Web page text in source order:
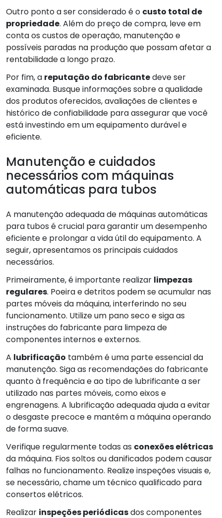
Outro ponto a ser considerado é o custo total de
propriedade. Além do preço de compra, leve em
conta os custos de operação, manutenção e
possíveis paradas na produção que possam afetar a
rentabilidade a longo prazo.
Por fim, a reputação do fabricantedeve ser
examinada. Busque informações sobre a qualidade
dos produtos oferecidos, avaliações de clientes e
histórico de confiabilidade para assegurar que você
está investindo em um equipamento durável e
eficiente.
Manutenção e cuidados
necessários com máquinas
automáticas para tubos
A manutenção adequada de máquinas automáticas
para tubos é crucial para garantir um desempenho
eficiente e prolongar a vida útil do equipamento. A
seguir, apresentamos os principais cuidados
necessários.
Primeiramente, é importante realizar limpezas
regulares. Poeira e detritos podem se acumular nas
partes móveis da máquina, interferindo no seu
funcionamento. Utilize um pano seco e siga as
instruções do fabricante para limpeza de
componentes internos e externos.
A lubrificação também é uma parte essencial da
manutenção. Siga as recomendações do fabricante
quanto à frequência e ao tipo de lubrificante a ser
utilizado nas partes móveis, como eixos e
engrenagens. A lubrificação adequada ajuda a evitar
o desgaste precoce e mantém a máquina operando
de forma suave.
Verifique regularmente todas as conexões elétricas
da máquina. Fios soltos ou danificados podem causar
falhas no funcionamento. Realize inspeções visuais e,
se necessário, chame um técnico qualificado para
consertos elétricos.
Realizar inspeções periódicasdos componentes